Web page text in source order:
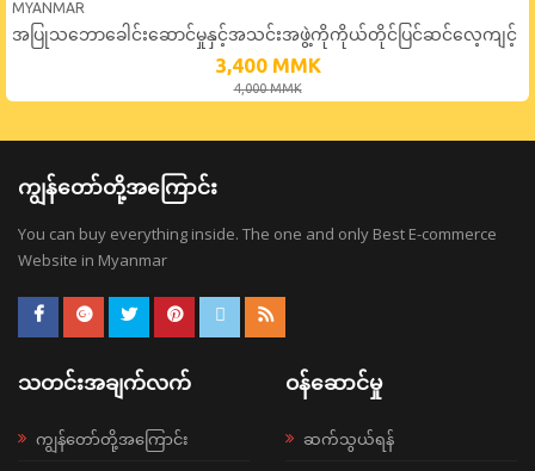
MYANMAR
အပြုသဘောခေါင်းဆောင်မှုနှင့်အသင်းအဖွဲ့ကိုကိုယ်တိုင်ပြင်ဆင်လေ့ကျင့်
3,400 MMK
4,000 MMK
ကျွန်တော်တို့အကြောင်း
You can buy everything inside. The one and only Best E-commerce
Website in Myanmar
သတင်းအချက်လက်
ကျွန်တော်တို့အကြောင်း
ဝန်ဆောင်မှု
ဆက်သွယ်ရန်